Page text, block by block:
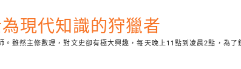
現代知識的狩獵者
雖然主修數理，對文史卻有極大興趣，每天晚上11點到凌晨2點，為了